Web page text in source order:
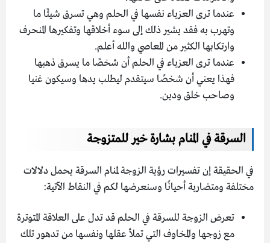
عندما ترى العزباء نفسها في الحلم وهي تسرق شيئًا ما
وتهرب به فقد يشير ذلك إلى سوء أخلاقها وتفكيرها المنحرف
وارتكابها الكثير من المعاصي والله أعلم.
عندما ترى العزباء في الحلم أن شخصًا ما يسرق ذهبها
فهذا يعني أن شخصًا سيتقدم ليطلب يدها وسيكون غنيا
وصاحب خلق ودين.
السرقة في المنام بشارة خير للمتزوجة
في الحقيقة إن تفسيرات رؤية الزوجة لمنام السرقة يحمل دلالات
مختلفة ومتضاربة أحيانًا وسنعرضها لكم في النقاط الآتية:
تعرض الزوجة للسرقة في الحلم قد تدل على العلاقة المتوترة
مع زوجها والمخاوف التي تملأ عقلها ونفسها من تدهور تلك